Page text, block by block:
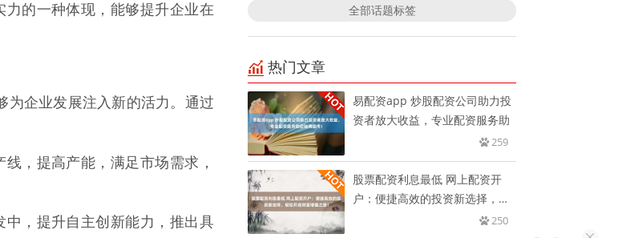
的一种体现，能够提升企业在
为企业发展注入新的活力。通过
，提高产能，满足市场需求，
，提升自主创新能力，推出具
全部话题标签
热门文章
易配资app 炒股配资公司助力投
资者放大收益，专业配资服务助
259
股票配资利息最低 网上配资开
户：便捷高效的投资新选择，轻
250